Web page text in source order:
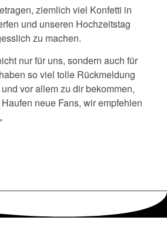
ziemlich viel Konfetti in
und unseren Hochzeitstag
zu machen.
nur für uns, sondern auch für
so viel tolle Rückmeldung
vor allem zu dir bekommen,
neue Fans, wir empfehlen